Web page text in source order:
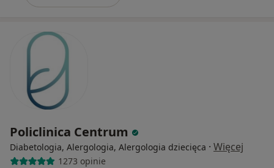
Policlinica Centrum
Diabetologia, Alergologia, Alergologia dziecięca · Więcej
1273 opinie